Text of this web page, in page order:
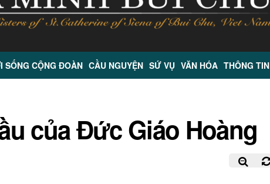
SỐNG CỘNG ĐOÀN CẦU NGUYỆN SỨ VỤ VĂN HÓA THÔNG TIN
của Đức Giáo Hoàng